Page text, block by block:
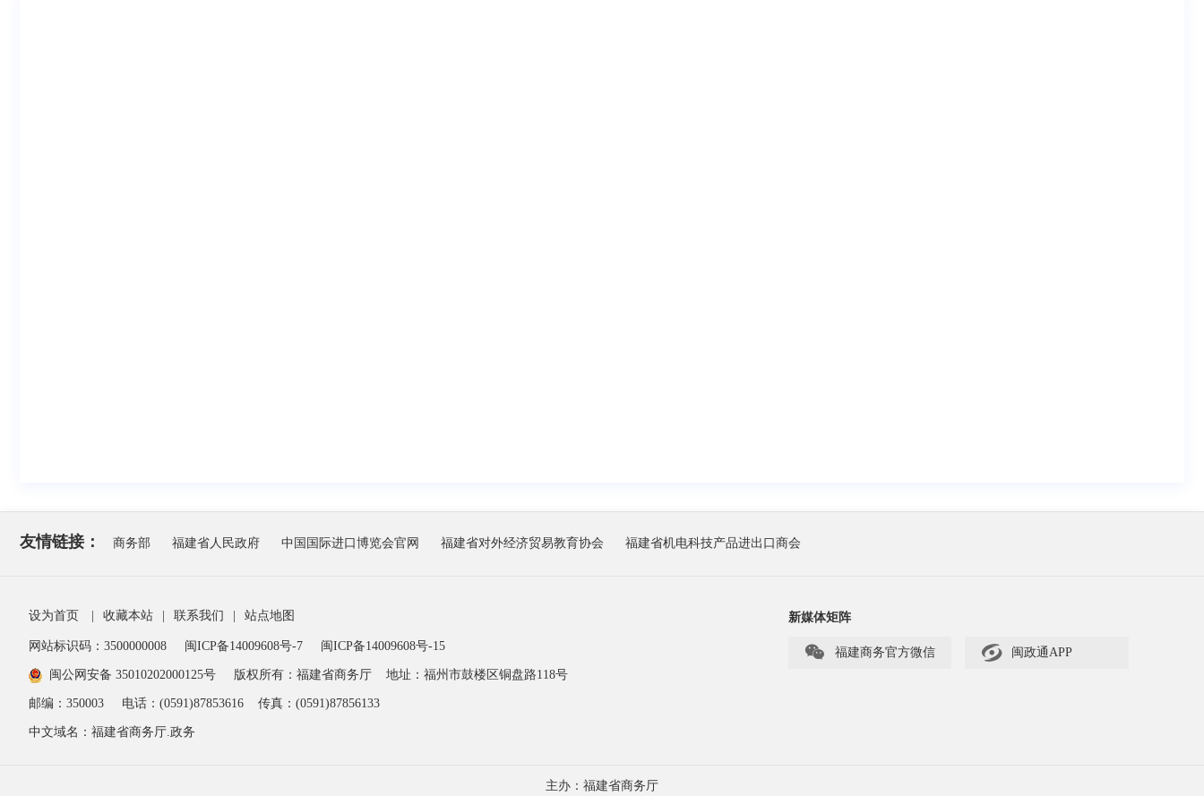
友情链接： 商务部 福建省人民政府 中国国际进口博览会官网 福建省对外经济贸易教育协会 福建省机电科技产品进出口商会
设为首页 收藏本站 联系我们 站点地图
网站标识码：3500000008 闽ICP备14009608号-7 闽ICP备14009608号-15
闽公网安备 35010202000125号 版权所有：福建省商务厅 地址：福州市鼓楼区铜盘路118号
邮编：350003 电话：(0591)87853616 传真：(0591)87856133
中文域名：福建省商务厅.政务
新媒体矩阵
 福建商务官方微信  闽政通APP
主办：福建省商务厅